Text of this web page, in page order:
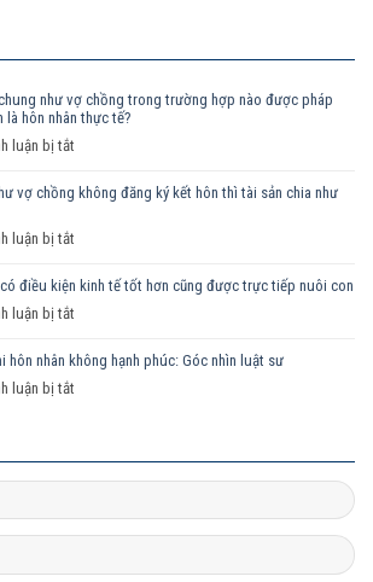
như vợ chồng trong trường hợp nào được pháp
là hôn nhân thực tế?
luận bị tắt
nữ
vợ
trường
pháp
luật
nhận
vợ chồng không đăng ký kết hôn thì tài sản chia như
luận bị tắt
chung
chồng
hôn
chia
điều kiện kinh tế tốt hơn cũng được trực tiếp nuôi con
luận bị tắt
phải
kiện
kinh
cũng
hôn nhân không hạnh phúc: Góc nhìn luật sư
luận bị tắt
hôn
khi
nhân